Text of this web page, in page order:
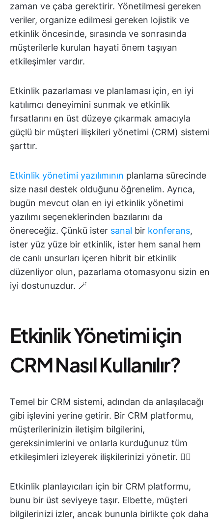
zaman ve çaba gerektirir. Yönetilmesi gereken
veriler, organize edilmesi gereken lojistik ve
etkinlik öncesinde, sırasında ve sonrasında
müşterilerle kurulan hayati önem taşıyan
etkileşimler vardır.
Etkinlik pazarlaması ve planlaması için, en iyi
katılımcı deneyimini sunmak ve etkinlik
fırsatlarını en üst düzeye çıkarmak amacıyla
güçlü bir müşteri ilişkileri yönetimi (CRM) sistemi
şarttır.
Etkinlik yönetimi yazılımının planlama sürecinde
size nasıl destek olduğunu öğrenelim. Ayrıca,
bugün mevcut olan en iyi etkinlik yönetimi
yazılımı seçeneklerinden bazılarını da
önereceğiz. Çünkü ister sanal bir konferans,
ister yüz yüze bir etkinlik, ister hem sanal hem
de canlı unsurları içeren hibrit bir etkinlik
düzenliyor olun, pazarlama otomasyonu sizin en
iyi dostunuzdur. 🪄
Etkinlik Yönetimi için
CRM Nasıl Kullanılır?
Temel bir CRM sistemi, adından da anlaşılacağı
gibi işlevini yerine getirir. Bir CRM platformu,
müşterilerinizin iletişim bilgilerini,
gereksinimlerini ve onlarla kurduğunuz tüm
etkileşimleri izleyerek ilişkilerinizi yönetir. 🙋‍♀️
Etkinlik planlayıcıları için bir CRM platformu,
bunu bir üst seviyeye taşır. Elbette, müşteri
bilgilerinizi izler, ancak bununla birlikte çok daha